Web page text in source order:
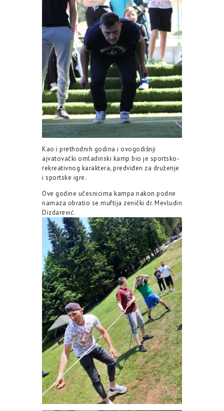
Kao i prethodnih godina i ovogodišnji
ajvatovački omladinski kamp bio je sportsko-
rekreativnog karaktera, predviđen za druženje
i sportske igre.
Ove godine učesnicima kampa nakon podne
namaza obratio se muftija zenički dr. Mevludin
Dizdarević.